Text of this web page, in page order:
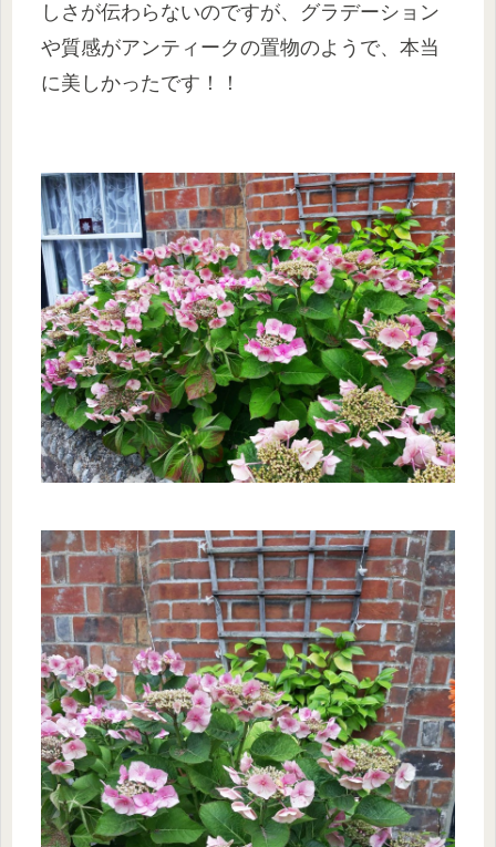
しさが伝わらないのですが、グラデーション
や質感がアンティークの置物のようで、本当
に美しかったです！！